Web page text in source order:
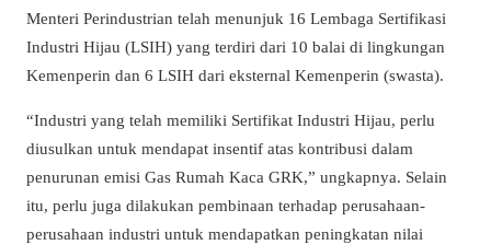
Menteri Perindustrian telah menunjuk 16 Lembaga Sertifikasi
Industri Hijau (LSIH) yang terdiri dari 10 balai di lingkungan
Kemenperin dan 6 LSIH dari eksternal Kemenperin (swasta).
“Industri yang telah memiliki Sertifikat Industri Hijau, perlu
diusulkan untuk mendapat insentif atas kontribusi dalam
penurunan emisi Gas Rumah Kaca GRK,” ungkapnya. Selain
itu, perlu juga dilakukan pembinaan terhadap perusahaan-
perusahaan industri untuk mendapatkan peningkatan nilai